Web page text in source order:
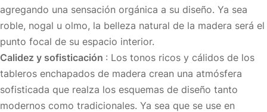
agregando una sensación orgánica a su diseño. Ya sea
roble, nogal u olmo, la belleza natural de la madera será el
punto focal de su espacio interior.
Calidez y sofisticación : Los tonos ricos y cálidos de los
tableros enchapados de madera crean una atmósfera
sofisticada que realza los esquemas de diseño tanto
modernos como tradicionales. Ya sea que se use en